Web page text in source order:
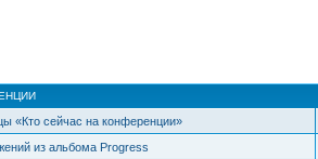
«Кто сейчас на конференции»
из альбома Progress